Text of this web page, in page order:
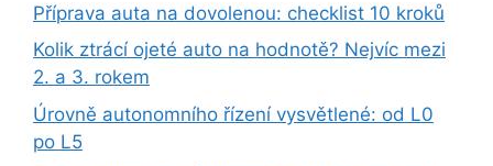
Příprava auta na dovolenou: checklist 10 kroků
Kolik ztrácí ojeté auto na hodnotě? Nejvíc mezi
2. a 3. rokem
Úrovně autonomního řízení vysvětlené: od L0
po L5